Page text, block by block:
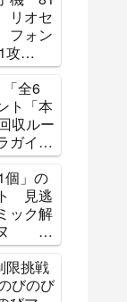
攻
リオセ
フォン
攻
ALL
Unit
「全6
ト「本
収ルー
ガイの
史略
ーの伝
の果
個」の
見逃
ック解
ヌ
限挑戦
びのび